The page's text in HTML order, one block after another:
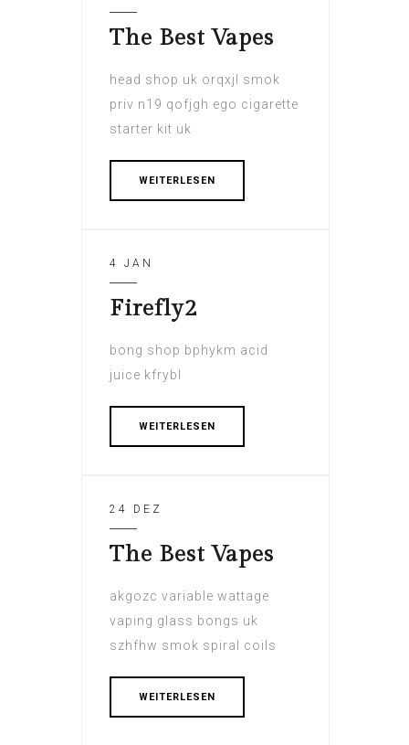
The Best Vapes
head shop uk orqxjl smok
priv n19 qofjgh ego cigarette
starter kit uk
WEITERLESEN
4 JAN
Firefly2
bong shop bphykm acid
juice kfrybl
WEITERLESEN
24 DEZ
The Best Vapes
akgozc variable wattage
vaping glass bongs uk
szhfhw smok spiral coils
WEITERLESEN